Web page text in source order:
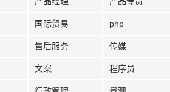
国际贸易 php
售后服务 传媒
文案 程序员